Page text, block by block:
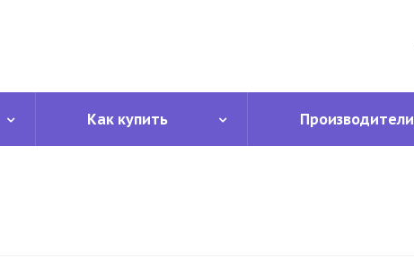
Как купить Производители